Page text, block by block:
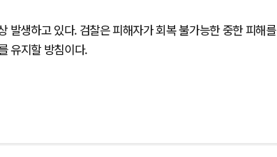
발생하고 있다. 검찰은 피해자가 회복 불가능한 중한 피해를
유지할 방침이다.